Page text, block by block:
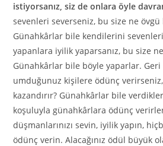
istiyorsanız, siz de onlara öyle
sevenleri severseniz, bu size ne övgü
Günahkârlar bile kendilerini
yapanlara iyilik yaparsanız, bu size
Günahkârlar bile böyle yaparlar. Geri
umduğunuz kişilere ödünç
kazandırır? Günahkârlar bile
koşuluyla günahkârlara ödünç
düşmanlarınızı sevin, iyilik yapın,
ödünç verin. Alacağınız ödül büyük